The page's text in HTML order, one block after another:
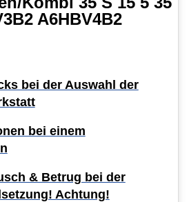
A6HBV4B2
bei der Auswahl der
bei einem
& Betrug bei der
Achtung!